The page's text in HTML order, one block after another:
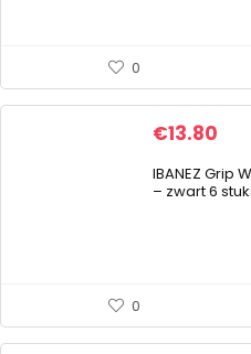
0
€13.80
IBANEZ Grip
– zwart 6
0